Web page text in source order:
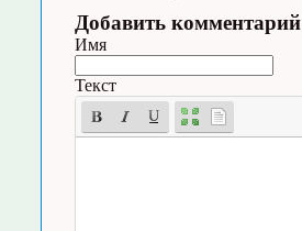
Добавить комментарий
Имя
Текст